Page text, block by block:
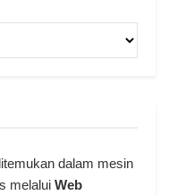
dalam mesin
melalui Web